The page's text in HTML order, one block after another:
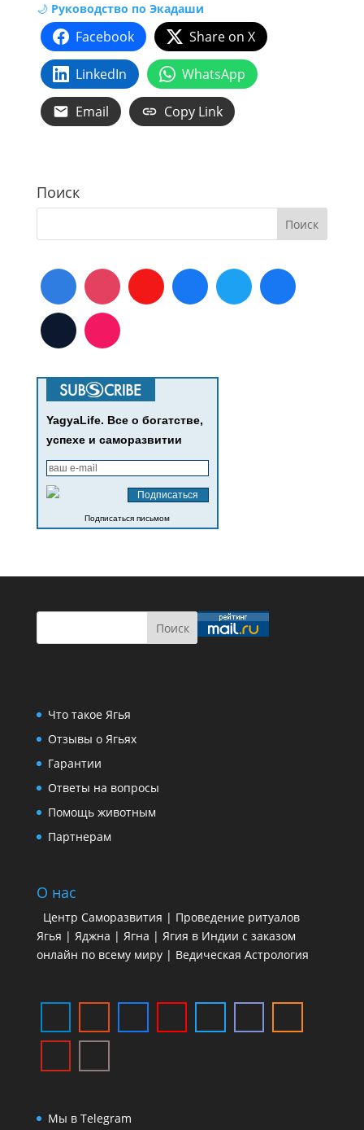
🌙 Руководство по Экадаши
Facebook Share on X
LinkedIn WhatsApp
Email Copy Link
Поиск
YagyaLife. Все о богатстве,
успехе и саморазвитии
Подписаться письмом
Что такое Ягья
Отзывы о Ягьях
Гарантии
Ответы на вопросы
Помощь животным
Партнерам
О нас
Центр Саморазвития | Проведение ритуалов
Ягья | Яджна | Ягна | Ягия в Индии с заказом
онлайн по всему миру | Ведическая Астрология
Мы в Telegram